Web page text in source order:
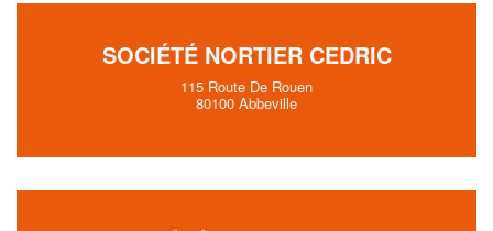
SOCIÉTÉ NORTIER CEDRIC
115 Route De Rouen
80100 Abbeville